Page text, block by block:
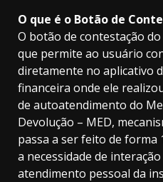
O que é o Botão de
O botão de contestação
que permite ao usuário
diretamente no aplicativo
financeira onde ele
de autoatendimento do
Devolução – MED,
passa a ser feito de forma
a necessidade de
atendimento pessoal da